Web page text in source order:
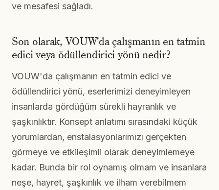
ve mesafesi sağladı.
Son olarak, VOUW'da çalışmanın en tatmin
edici veya ödüllendirici yönü nedir?
VOUW'da çalışmanın en tatmin edici ve
ödüllendirici yönü, eserlerimizi deneyimleyen
insanlarda gördüğüm sürekli hayranlık ve
şaşkınlıktır. Konsept anlatımı sırasındaki küçük
yorumlardan, enstalasyonlarımızı gerçekten
görmeye ve etkileşimli olarak deneyimlemeye
kadar. Bunda bir rol oynamış olmam ve insanlara
neşe, hayret, şaşkınlık ve ilham verebilmem